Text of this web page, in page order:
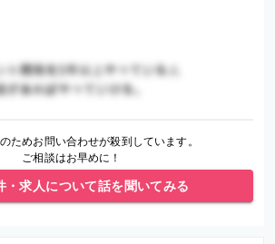
ためお問い合わせが殺到しています。
ご相談はお早めに！
・求人について話を聞いてみる